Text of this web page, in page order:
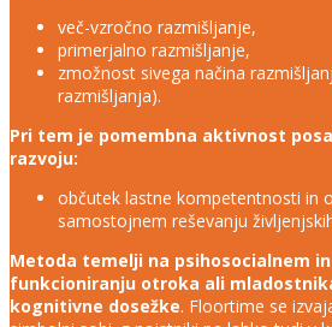
več-vzročno razmišljanje,
primerjalno razmišljanje,
zmožnost sivega načina
razmišljanja).
Pri tem je pomembna aktivnost
razvoju:
občutek lastne kompetentnosti in
samostojnem reševanju
Metoda temelji na psihosocialnem
funkcioniranju otroka ali
kognitivne dosežke. Floortime se